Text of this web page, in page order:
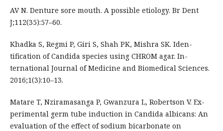
AV N. Denture sore mouth. A possible etiology. Br Dent
J;112(35):57–60.
Khadka S, Regmi P, Giri S, Shah PK, Mishra SK. Iden-
tification of Candida species using CHROM agar. In-
ternational Journal of Medicine and Biomedical Sciences.
2016;1(3):10–13.
Matare T, Nziramasanga P, Gwanzura L, Robertson V. Ex-
perimental germ tube induction in Candida albicans: An
evaluation of the effect of sodium bicarbonate on